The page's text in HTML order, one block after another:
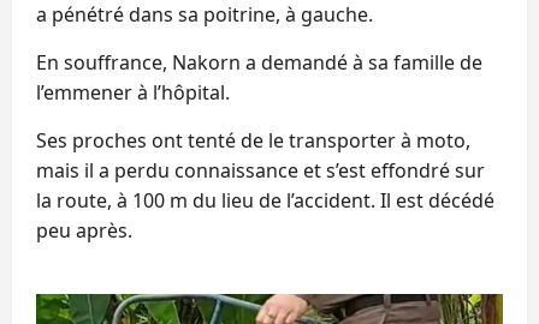
a pénétré dans sa poitrine, à gauche.
En souffrance, Nakorn a demandé à sa famille de
l’emmener à l’hôpital.
Ses proches ont tenté de le transporter à moto,
mais il a perdu connaissance et s’est effondré sur
la route, à 100 m du lieu de l’accident. Il est décédé
peu après.